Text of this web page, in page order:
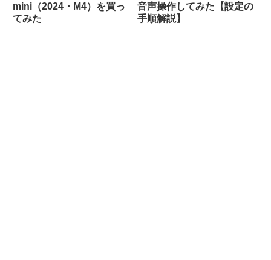
mini（2024・M4）を買っ
てみた
音声操作してみた【設定の
手順解説】